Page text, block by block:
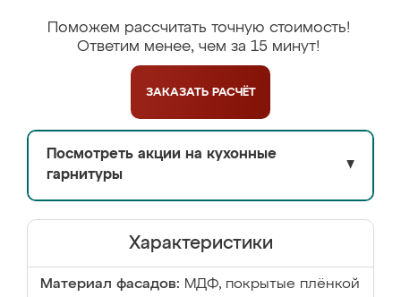
Поможем рассчитать точную стоимость!
Ответим менее, чем за 15 минут!
ЗАКАЗАТЬ РАСЧЁТ
Посмотреть акции на кухонные
гарнитуры
▼
Характеристики
Материал фасадов: МДФ, покрытые плёнкой